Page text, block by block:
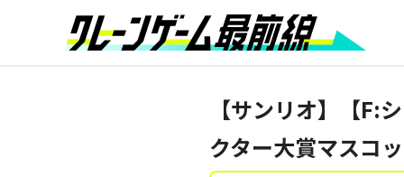
【サンリオ】【F:
クター大賞マスコ